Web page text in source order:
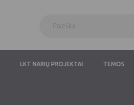
LKT NARIŲ PROJEKTAI TEMOS